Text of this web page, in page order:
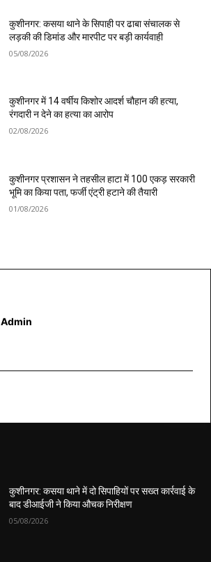
कुशीनगर: कसया थाने के सिपाही पर ढाबा संचालक से
लड़की की डिमांड और मारपीट पर बड़ी कार्यवाही
05/08/2026
कुशीनगर में 14 वर्षीय किशोर आदर्श चौहान की हत्या,
रंगदारी न देने का हत्या का आरोप
02/08/2026
कुशीनगर प्रशासन ने तहसील हाटा में 100 एकड़ सरकारी
भूमि का किया पता, फर्जी एंट्री हटाने की तैयारी
01/08/2026
Admin
कुशीनगर: कसया थाने में दो सिपाहियों पर सख्त कार्रवाई के
बाद डीआईजी ने किया औचक निरीक्षण
05/08/2026